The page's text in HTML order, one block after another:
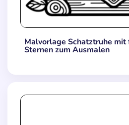
Malvorlage Schatztruhe mit
Sternen zum Ausmalen